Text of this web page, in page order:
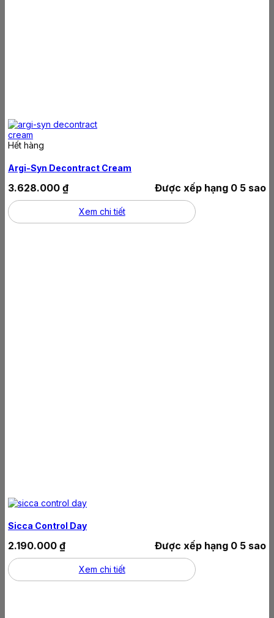
Hết hàng
Argi-Syn Decontract Cream
Được xếp hạng 0 5 sao
3.628.000 ₫
Xem chi tiết
Sicca Control Day
Được xếp hạng 0 5 sao
2.190.000 ₫
Xem chi tiết